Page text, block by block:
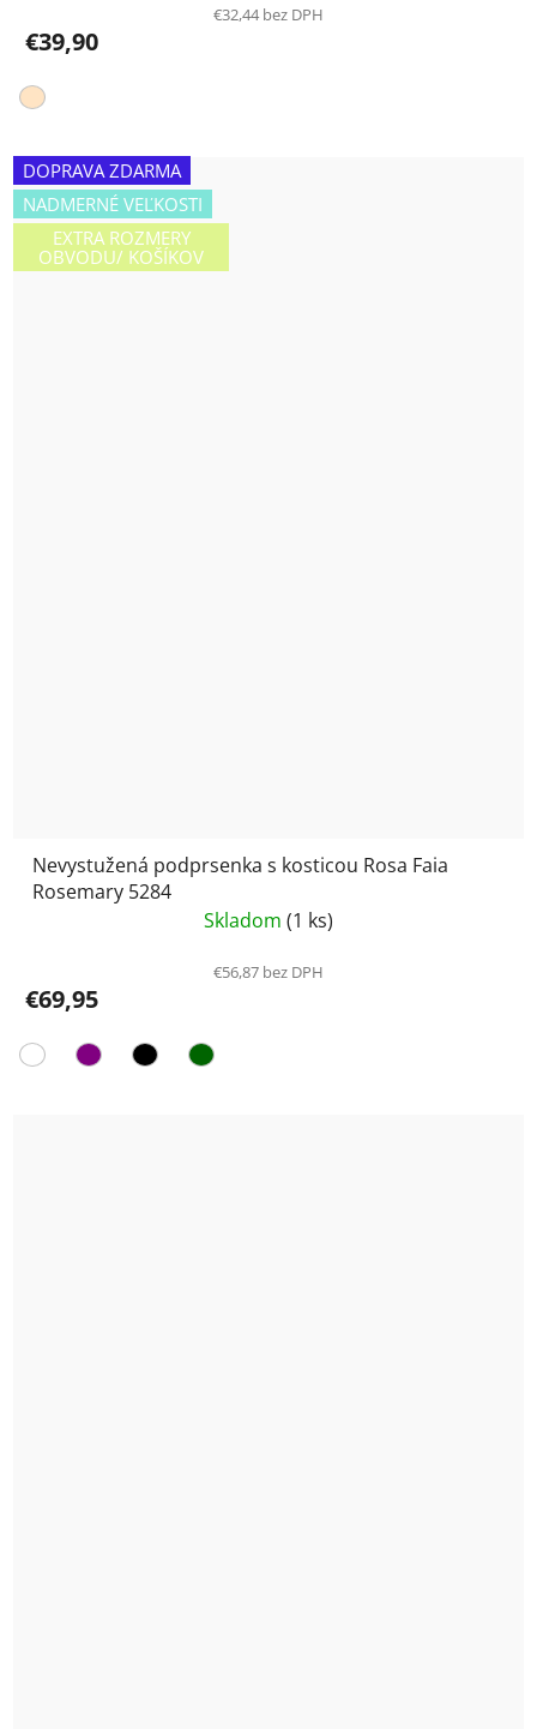
€32,44 bez DPH
€39,90
DOPRAVA ZDARMA
NADMERNÉ VEĽKOSTI
EXTRA ROZMERY
OBVODU/ KOŠÍKOV
Nevystužená podprsenka s kosticou Rosa Faia
Rosemary 5284
Skladom (1 ks)
€56,87 bez DPH
€69,95